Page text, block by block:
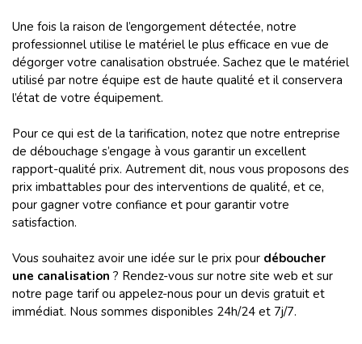
Une fois la raison de l’engorgement détectée, notre
professionnel utilise le matériel le plus efficace en vue de
dégorger votre canalisation obstruée. Sachez que le matériel
utilisé par notre équipe est de haute qualité et il conservera
l’état de votre équipement.
Pour ce qui est de la tarification, notez que notre entreprise
de débouchage s’engage à vous garantir un excellent
rapport-qualité prix. Autrement dit, nous vous proposons des
prix imbattables pour des interventions de qualité, et ce,
pour gagner votre confiance et pour garantir votre
satisfaction.
Vous souhaitez avoir une idée sur le prix pour déboucher
une canalisation ? Rendez-vous sur notre site web et sur
notre page tarif ou appelez-nous pour un devis gratuit et
immédiat. Nous sommes disponibles 24h/24 et 7j/7.